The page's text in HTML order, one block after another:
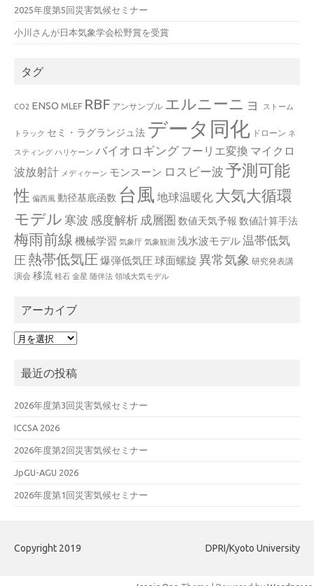
2025年度第5回災害気候セミナー
小川さんが日本気象学会松野賞を受賞
タグ
CO2 ENSO MLEF RBF アンサンブル エルニーニョ ストーム
トラック セミ・ラグランジュ法 データ同化 ドローン ネ
スティング ハリケーン バイオロギング フーリエ変換 マイクロ
波放射計 メディケーン モンスーン ロスビー波 予測可能
性 偏西風 動径基底函数 台風 地球温暖化 大気大循環
モデル 寒波 感度解析 成層圏 数値天気予報 数値計算手法
梅雨前線 機械学習 気象庁 気象観測 浅水波モデル温帯低気
圧 熱帯低気圧爆弾低気圧球面螺旋 異常気象 研究発表講
演会 移流 軽石 金星 随伴法 領域大気モデル
アーカイブ
ア
イ最近の投稿
2026年度第3回災害気候セミナー
ICCSA 2026
2026年度第2回災害気候セミナー
JpGU-AGU 2026
2026年度第1回災害気候セミナー
Copyright 2019 DPRI/Kyoto University